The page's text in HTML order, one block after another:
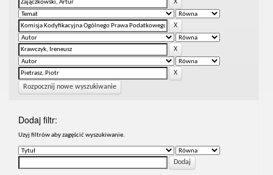
Rozpocznij nowe wyszukiwanie
Dodaj filtr:
Uzyj filtrów aby zagęścić wyszukiwanie.